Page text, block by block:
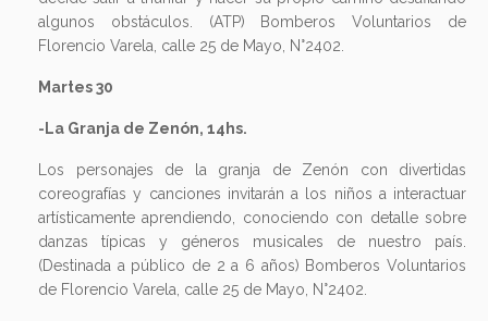
algunos obstáculos. (ATP) Bomberos Voluntarios de
Florencio Varela, calle 25 de Mayo, N°2402.
Martes 30
-La Granja de Zenón, 14hs.
Los personajes de la granja de Zenón con divertidas
coreografías y canciones invitarán a los niños a interactuar
artísticamente aprendiendo, conociendo con detalle sobre
danzas típicas y géneros musicales de nuestro país.
(Destinada a público de 2 a 6 años) Bomberos Voluntarios
de Florencio Varela, calle 25 de Mayo, N°2402.